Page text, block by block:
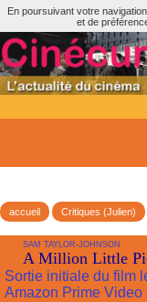
En poursuivant votre
et de
accueil Critiques (Julien)
SAM TAYLOR-JOHNSON
A Million Little
Sortie initiale du film
Amazon Prime Video